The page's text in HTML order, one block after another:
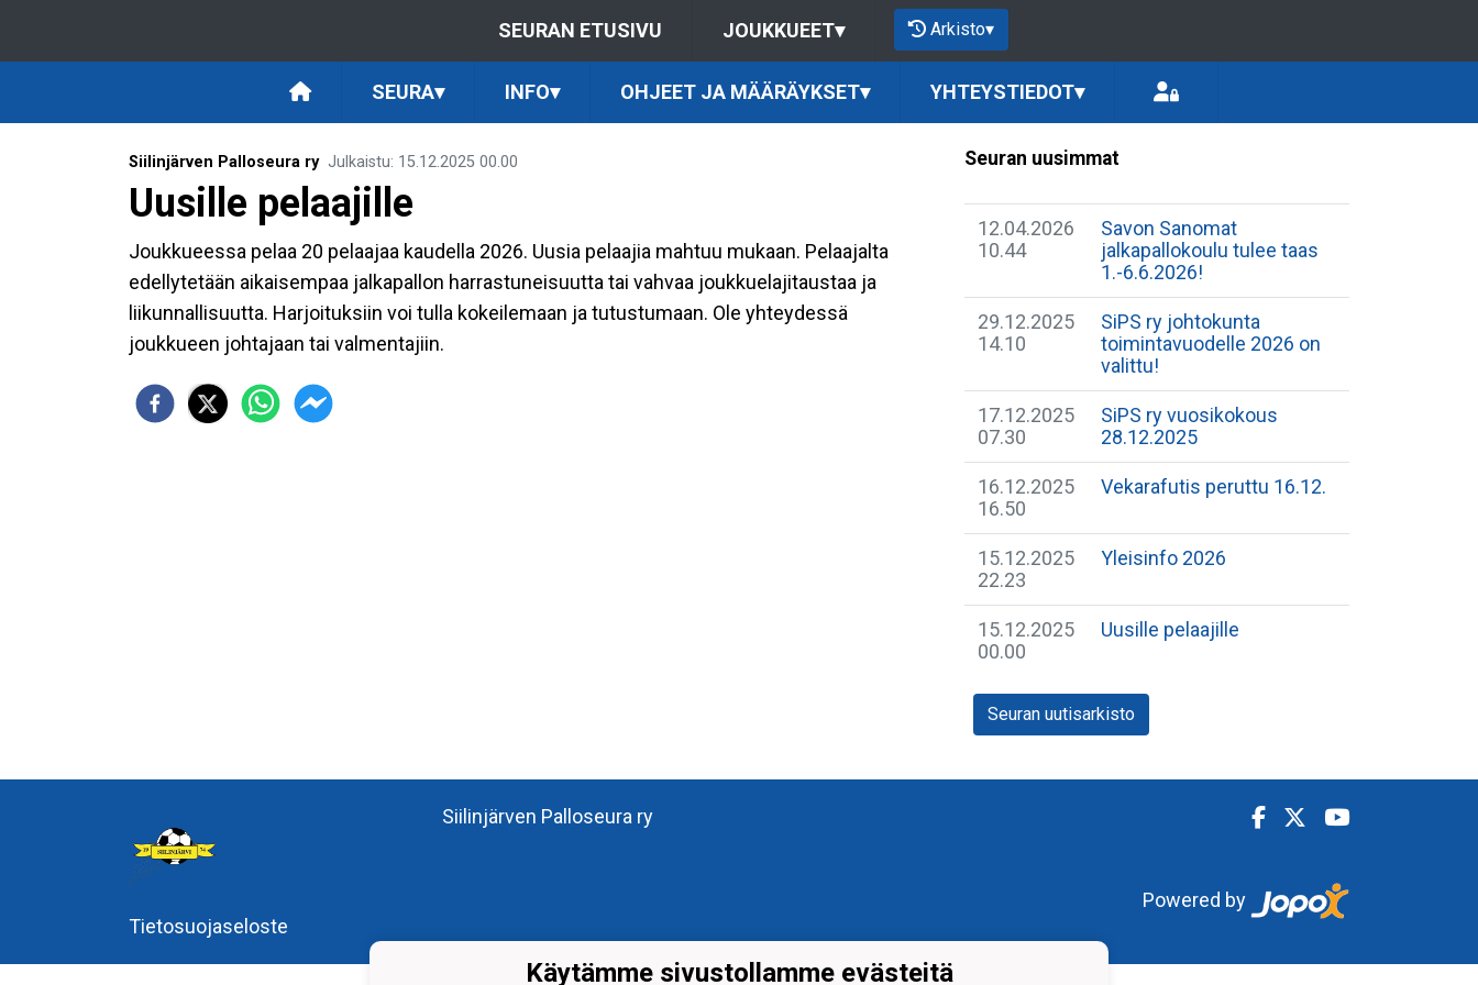
SEURAN ETUSIVU JOUKKUEET▾ Arkisto▾
SEURA▾ INFO▾ OHJEET JA MÄÄRÄYKSET▾ YHTEYSTIEDOT▾
Siilinjärven Palloseura ry Julkaistu: 15.12.2025 00.00
Uusille pelaajille
Joukkueessa pelaa 20 pelaajaa kaudella 2026. Uusia pelaajia mahtuu mukaan. Pelaajalta
edellytetään aikaisempaa jalkapallon harrastuneisuutta tai vahvaa joukkuelajitaustaa ja
liikunnallisuutta. Harjoituksiin voi tulla kokeilemaan ja tutustumaan. Ole yhteydessä
joukkueen johtajaan tai valmentajiin.
Seuran uusimmat
12.04.2026
10.44
Savon Sanomat
jalkapallokoulu tulee taas
1.-6.6.2026!
29.12.2025
14.10
SiPS ry johtokunta
toimintavuodelle 2026 on
valittu!
17.12.2025
07.30
SiPS ry vuosikokous
28.12.2025
16.12.2025
16.50
Vekarafutis peruttu 16.12.
15.12.2025
22.23
Yleisinfo 2026
15.12.2025
00.00
Uusille pelaajille
Seuran uutisarkisto
Tietosuojaseloste
Siilinjärven Palloseura ry
Powered by
Käytämme sivustollamme evästeitä